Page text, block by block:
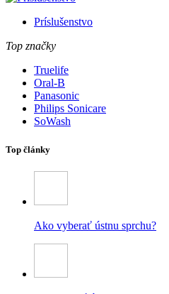
Príslušenstvo
Top značky
Truelife
Oral-B
Panasonic
Philips Sonicare
SoWash
Top články
Ako vyberať ústnu sprchu?